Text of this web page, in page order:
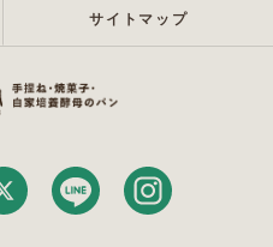
サイトマップ